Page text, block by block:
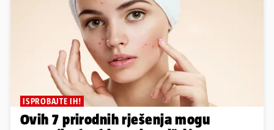
ISPROBAJTE IH!
Ovih 7 prirodnih rješenja mogu